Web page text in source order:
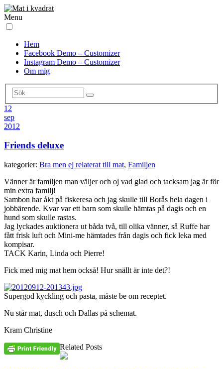
Menu
Hem
Facebook Demo – Customizer
Instagram Demo – Customizer
Om mig
12
sep
2012
Friends deluxe
kategorier: Bra men ej relaterat till mat, Familjen
Vänner är familjen man väljer och oj vad glad och tacksam jag är för
min extra familj!
Sambon har åkt på fiskeresa och jag skulle till Borås hela dagen i
jobbärende. Kvar var ett barn som skulle hämtas på dagis och en
hund som skulle rastas.
Jag lyckades auktionera ut båda två, till olika vänner, så Ruffe har
fått frisk luft och Mini-me hämtades från dagis och fick leka med
kompisar.
TACK Karin, Linda och Pierre!
Fick med mig mat hem också! Hur snällt är inte det?!
Supergod kyckling och pasta, måste be om receptet.
Nu står mat, dusch och Dallas på schemat.
Kram Christine
Related Posts